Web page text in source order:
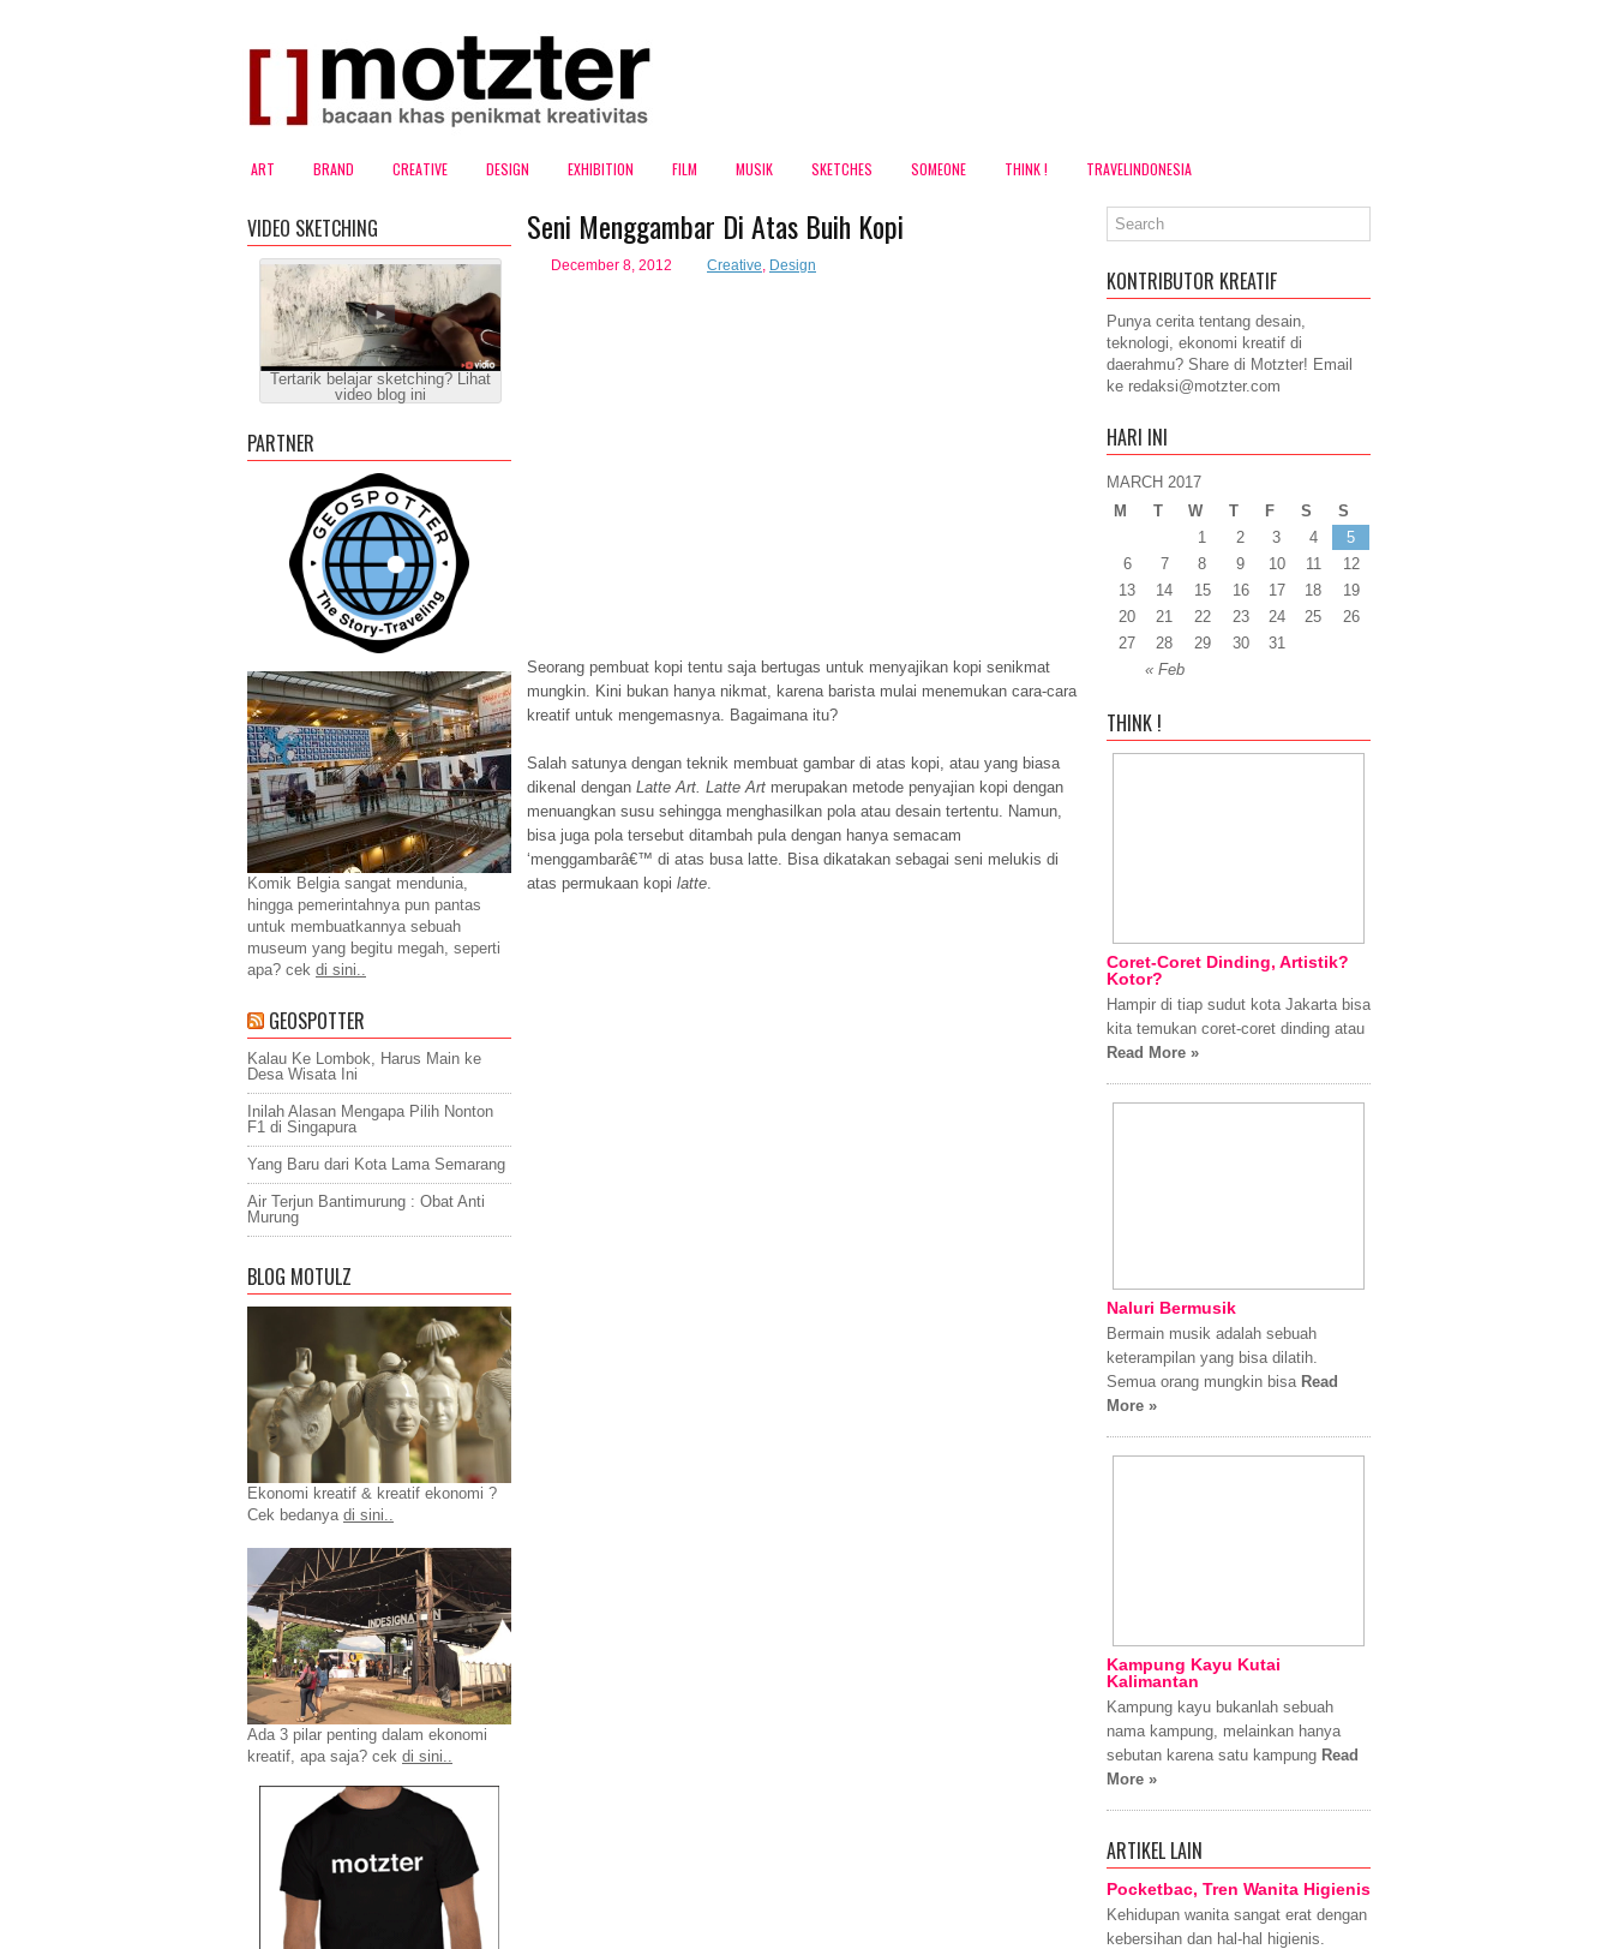
ART BRAND CREATIVE DESIGN EXHIBITION FILM MUSIK SKETCHES SOMEONE THINK ! TRAVELINDONESIA
Seni Menggambar Di Atas Buih Kopi
December 8, 2012 Creative, Design
Seorang pembuat kopi tentu saja bertugas untuk menyajikan kopi senikmat
mungkin. Kini bukan hanya nikmat, karena barista mulai menemukan cara-cara
kreatif untuk mengemasnya. Bagaimana itu?
Salah satunya dengan teknik membuat gambar di atas kopi, atau yang biasa
dikenal dengan Latte Art. Latte Art merupakan metode penyajian kopi dengan
menuangkan susu sehingga menghasilkan pola atau desain tertentu. Namun,
bisa juga pola tersebut ditambah pula dengan hanya semacam
‘menggambarâ€™ di atas busa latte. Bisa dikatakan sebagai seni melukis di
atas permukaan kopi latte.
VIDEO SKETCHING
Tertarik belajar sketching? Lihat
video blog ini
PARTNER
Komik Belgia sangat mendunia,
hingga pemerintahnya pun pantas
untuk membuatkannya sebuah
museum yang begitu megah, seperti
apa? cek di sini..
GEOSPOTTER
Kalau Ke Lombok, Harus Main ke
Desa Wisata Ini
Inilah Alasan Mengapa Pilih Nonton
F1 di Singapura
Yang Baru dari Kota Lama Semarang
Air Terjun Bantimurung : Obat Anti
Murung
BLOG MOTULZ
Ekonomi kreatif & kreatif ekonomi ?
Cek bedanya di sini..
Ada 3 pilar penting dalam ekonomi
kreatif, apa saja? cek di sini..
KONTRIBUTOR KREATIF
Punya cerita tentang desain,
teknologi, ekonomi kreatif di
daerahmu? Share di Motzter! Email
ke redaksi@motzter.com
HARI INI
MARCH 2017
M
T W T F S S
« Feb
1 2 3 4
5
6
7 8 9 10 11
12
13
14 15 16 17 18
19
20
21 22 23 24 25
26
27
28 29 30 31
THINK !
Coret-Coret Dinding, Artistik?
Kotor?
Hampir di tiap sudut kota Jakarta bisa
kita temukan coret-coret dinding atau
Read More »
Naluri Bermusik
Bermain musik adalah sebuah
keterampilan yang bisa dilatih.
Semua orang mungkin bisa Read
More »
Kampung Kayu Kutai
Kalimantan
Kampung kayu bukanlah sebuah
nama kampung, melainkan hanya
sebutan karena satu kampung Read
More »
ARTIKEL LAIN
Pocketbac, Tren Wanita Higienis
Kehidupan wanita sangat erat dengan
kebersihan dan hal-hal higienis.